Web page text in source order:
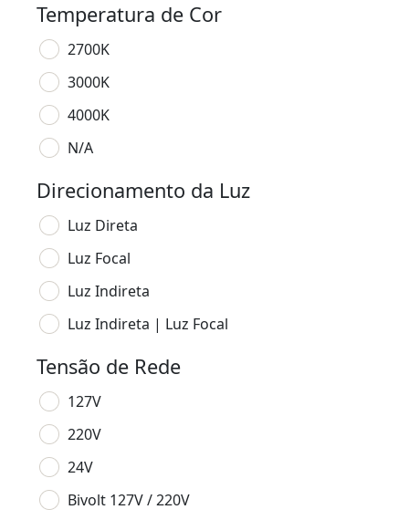
Temperatura de Cor
2700K
3000K
4000K
N/A
Direcionamento da Luz
Luz Direta
Luz Focal
Luz Indireta
Luz Indireta | Luz Focal
Tensão de Rede
127V
220V
24V
Bivolt 127V / 220V